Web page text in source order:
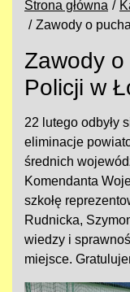
Strona główna
Zawody o
Zawody
Policji w
22 lutego odbyły
eliminacje
średnich
Komendanta
szkołę
Rudnicka,
wiedzy i
miejsce.